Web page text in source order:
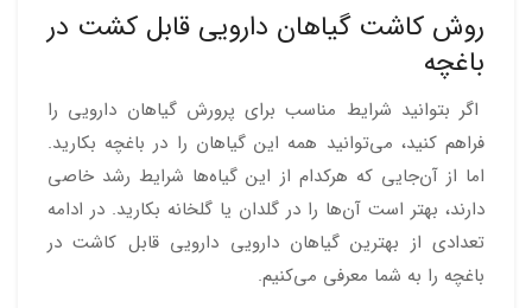
روش کاشت گیاهان دارویی قابل کشت در
باغچه
اگر بتوانید شرایط مناسب برای پرورش گیاهان دارویی را
فراهم کنید، می‌توانید همه این گیاهان را در باغچه بکارید.
اما از آن‌جایی که هرکدام از این گیاه‌ها شرایط رشد خاصی
دارند، بهتر است آن‌ها را در گلدان یا گلخانه بکارید. در ادامه
تعدادی از بهترین گیاهان دارویی دارویی قابل کاشت در
باغچه را به شما معرفی می‌کنیم.